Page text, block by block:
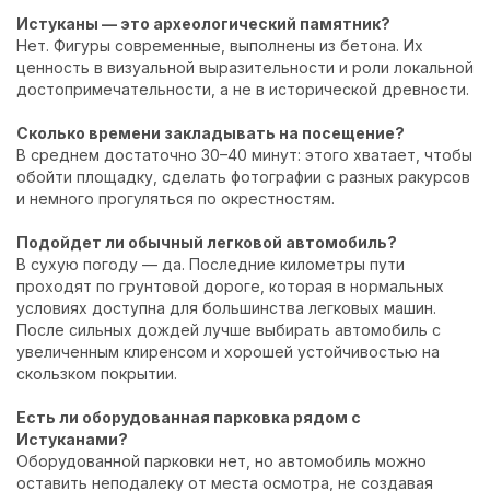
Истуканы — это археологический памятник?
Нет. Фигуры современные, выполнены из бетона. Их
ценность в визуальной выразительности и роли локальной
достопримечательности, а не в исторической древности.
Сколько времени закладывать на посещение?
В среднем достаточно 30–40 минут: этого хватает, чтобы
обойти площадку, сделать фотографии с разных ракурсов
и немного прогуляться по окрестностям.
Подойдет ли обычный легковой автомобиль?
В сухую погоду — да. Последние километры пути
проходят по грунтовой дороге, которая в нормальных
условиях доступна для большинства легковых машин.
После сильных дождей лучше выбирать автомобиль с
увеличенным клиренсом и хорошей устойчивостью на
скользком покрытии.
Есть ли оборудованная парковка рядом с
Истуканами?
Оборудованной парковки нет, но автомобиль можно
оставить неподалеку от места осмотра, не создавая